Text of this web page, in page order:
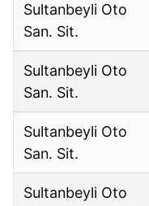
Sultanbeyli Oto
San. Sit.
Sultanbeyli Oto
San. Sit.
Sultanbeyli Oto
San. Sit.
Sultanbeyli Oto